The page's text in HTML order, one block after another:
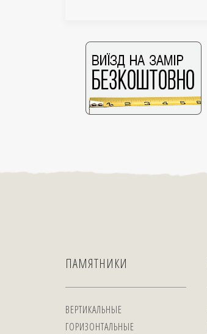
ПАМЯТНИКИ
ВЕРТИКАЛЬНЫЕ
ГОРИЗОНТАЛЬНЫЕ